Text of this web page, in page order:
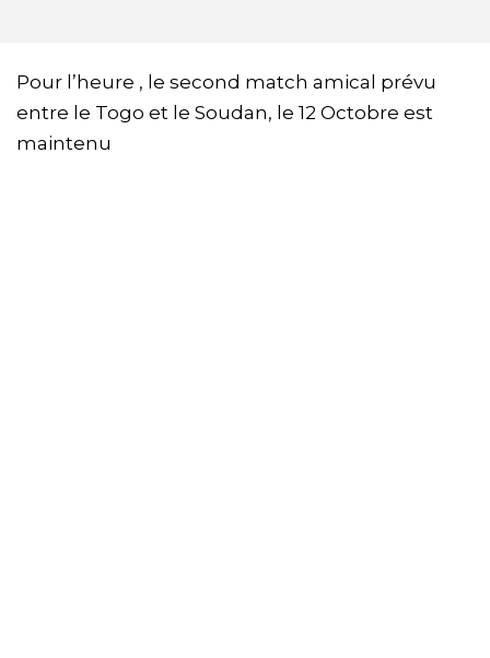
Pour l’heure , le second match amical prévu
entre le Togo et le Soudan, le 12 Octobre est
maintenu